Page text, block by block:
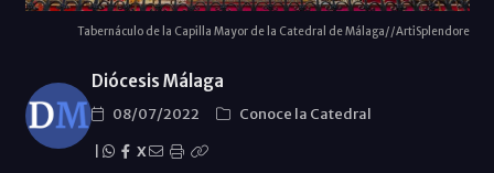
Tabernáculo de la Capilla Mayor de la Catedral de Málaga//ArtiSplendore
Diócesis Málaga
08/07/2022
Conoce la Catedral
X